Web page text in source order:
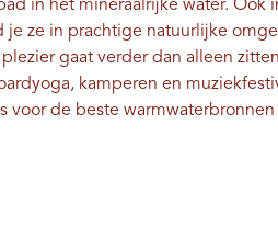
in het mineraalrijke water. Ook
je ze in prachtige natuurlijke
plezier gaat verder dan alleen
kamperen en
voor de beste warmwaterbronnen